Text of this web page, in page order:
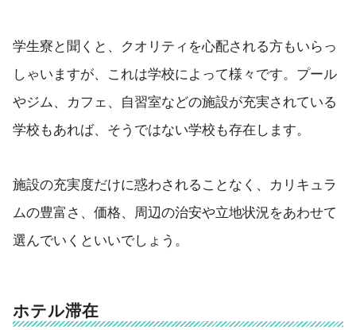
学生寮と聞くと、クオリティを心配される方もいらっ
しゃいますが、これは学校によって様々です。プール
やジム、カフェ、自習室などの施設が充実されている
学校もあれば、そうではない学校も存在します。
施設の充実度だけに惑わされることなく、カリキュラ
ムの豊富さ、価格、周辺の治安や立地状況をあわせて
選んでいくといいでしょう。
ホテル滞在